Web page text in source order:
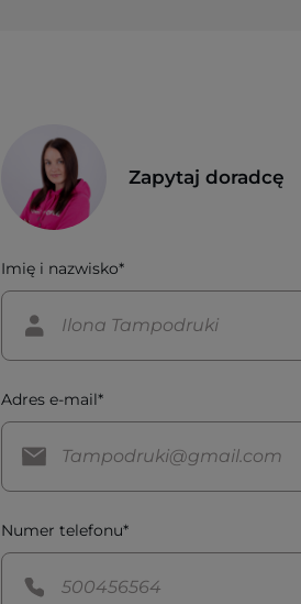
Zapytaj doradcę
Imię i nazwisko*
Adres e-mail*
Numer telefonu*